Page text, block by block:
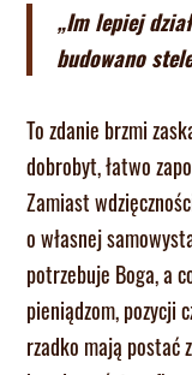
„Im lepiej
budowano
To zdanie brzmi
dobrobyt, łatwo
Zamiast
o własnej
potrzebuje Boga, a
pieniądzom, pozycji
rzadko mają postać